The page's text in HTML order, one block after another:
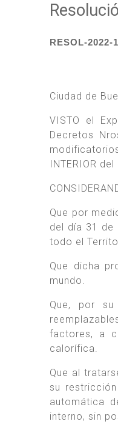
RESOL-2022-
Ciudad de
VISTO el
Decretos
INTERIOR
Que por
del día 31 de
todo el
Que dicha
mundo.
Que, por
factores, a
calorífica.
Que al
su
automática
interno, sin